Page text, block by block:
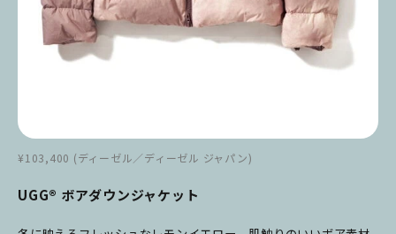
¥103,400 (ディーゼル／ディーゼル ジャパン)
UGG®︎ ボアダウンジャケット